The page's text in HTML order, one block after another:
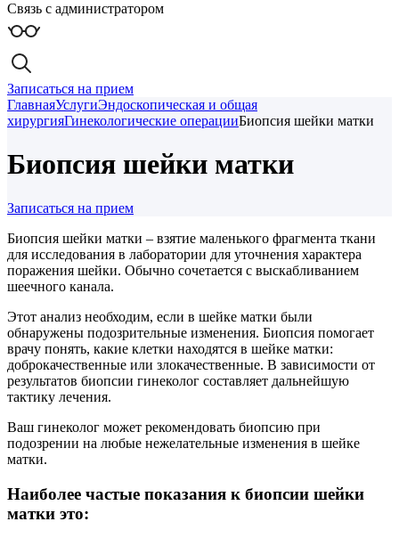
Связь с администратором
Записаться на прием
ГлавнаяУслугиЭндоскопическая и общая
хирургияГинекологические операцииБиопсия шейки матки
Биопсия шейки матки
Записаться на прием
Биопсия шейки матки – взятие маленького фрагмента ткани
для исследования в лаборатории для уточнения характера
поражения шейки. Обычно сочетается с выскабливанием
шеечного канала.
Этот анализ необходим, если в шейке матки были
обнаружены подозрительные изменения. Биопсия помогает
врачу понять, какие клетки находятся в шейке матки:
доброкачественные или злокачественные. В зависимости от
результатов биопсии гинеколог составляет дальнейшую
тактику лечения.
Ваш гинеколог может рекомендовать биопсию при
подозрении на любые нежелательные изменения в шейке
матки.
Наиболее частые показания к биопсии шейки
матки это: